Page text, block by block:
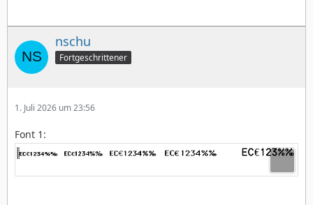
nschu
Fortgeschrittener
1. Juli 2026 um 23:56
Font 1: